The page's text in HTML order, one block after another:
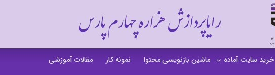
رایاپردازش هزاره چهارم پارس
خرید سایت آماده ماشین بازنویسی محتوا نمونه کار مقالات آموزشی